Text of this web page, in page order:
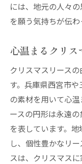
には、地元の人々
を願う気持ちが伝わ
心温まるクリ
クリスマスリース
す。兵庫県西宮市
の素材を用いて心
ースの円形は永遠
を表しています。
し、個性豊かなリ
スは、クリスマス